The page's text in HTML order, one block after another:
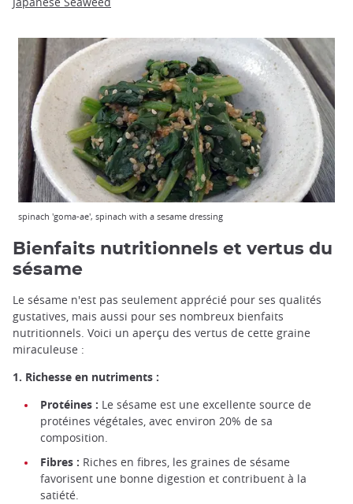
spinach 'goma-ae', spinach with a sesame dressing
Bienfaits nutritionnels et vertus du
sésame
Le sésame n'est pas seulement apprécié pour ses qualités
gustatives, mais aussi pour ses nombreux bienfaits
nutritionnels. Voici un aperçu des vertus de cette graine
miraculeuse :
1. Richesse en nutriments :
Protéines : Le sésame est une excellente source de
protéines végétales, avec environ 20% de sa
composition.
Fibres : Riches en fibres, les graines de sésame
favorisent une bonne digestion et contribuent à la
satiété.